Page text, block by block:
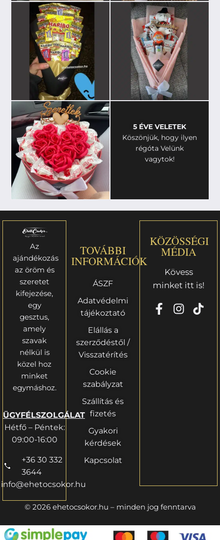
5 ÉVE VELETEK
Köszönjük, hogy ilyen
régóta Velünk
vagytok!
Az
ajándékozás
az öröm és
szeretet
kifejezése,
egy
gesztus,
amely
szavak
nélkül is
közel hoz
minket
egymáshoz.
ÜGYFÉLSZOLGÁLAT
Hétfő – Péntek:
09:00-16:00
+36 30 332
3644
info@ehetocsokor.hu
TOVÁBBI
INFORMÁCIÓK
ÁSZF
Adatvédelmi
tájékoztató
Elállás a
szerződéstől /
Visszatérítés
Cookie
szabályzat
Szállítás és
fizetés
Gyakori
kérdések
Kapcsolat
KÖZÖSSÉGI
MÉDIA
Kövess
minket itt is!
© 2026 ehetocsokor.hu – minden jog fenntarva